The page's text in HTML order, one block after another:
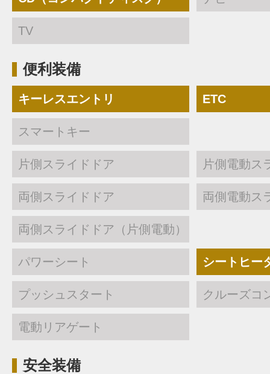
TV
便利装備
キーレスエントリ ETC
スマートキー
片側スライドドア 片側電動ス
両側スライドドア 両側電動ス
両側スライドドア（片側電動）
パワーシート シートヒー
プッシュスタート クルーズコ
電動リアゲート
安全装備